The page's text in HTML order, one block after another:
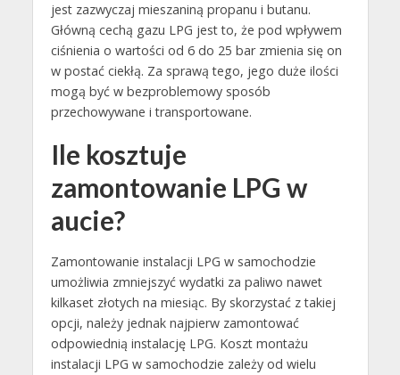
jest zazwyczaj mieszaniną propanu i butanu.
Główną cechą gazu LPG jest to, że pod wpływem
ciśnienia o wartości od 6 do 25 bar zmienia się on
w postać ciekłą. Za sprawą tego, jego duże ilości
mogą być w bezproblemowy sposób
przechowywane i transportowane.
Ile kosztuje
zamontowanie LPG w
aucie?
Zamontowanie instalacji LPG w samochodzie
umożliwia zmniejszyć wydatki za paliwo nawet
kilkaset złotych na miesiąc. By skorzystać z takiej
opcji, należy jednak najpierw zamontować
odpowiednią instalację LPG. Koszt montażu
instalacji LPG w samochodzie zależy od wielu